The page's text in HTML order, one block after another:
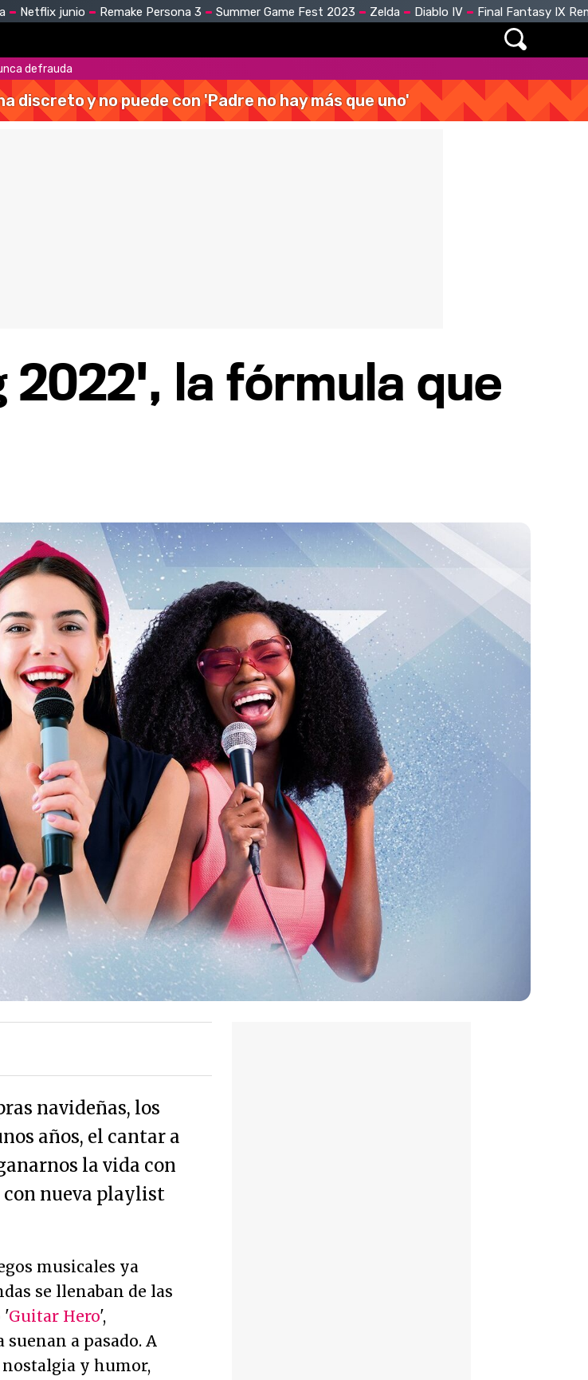
Netflix junio Remake Persona 3 Summer Game Fest 2023 Zelda Diablo IV Final Fantasy IX
defrauda
discreto y no puede con 'Padre no hay más que uno'
la fórmula que
navideñas, los
años, el cantar a
la vida con
con nueva playlist
musicales ya
se llenaban de las
'Guitar Hero',
suenan a pasado. A
nostalgia y humor,